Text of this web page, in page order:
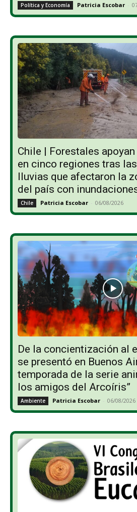
Política y Economía Patricia Escobar -
Chile | Forestales
en cinco regiones tras
lluvias que afectaron la
del país con
Chile Patricia Escobar - 06/08/2026
De la concientización al
se presentó en Buenos
temporada de la serie
los amigos del Arcoíris”
Ambiente Patricia Escobar - 06/08/2026